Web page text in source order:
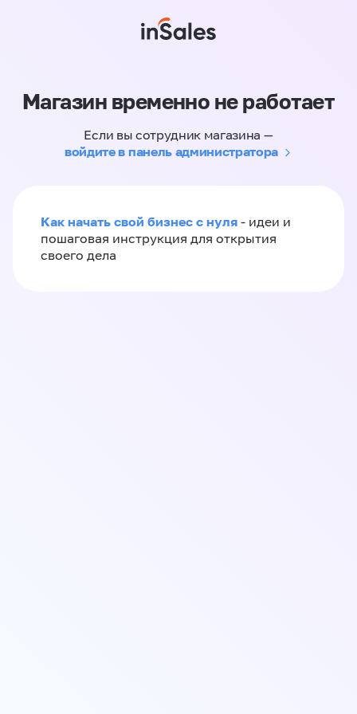
Магазин временно не работает
Если вы сотрудник магазина —
войдите в панель администратора
Как начать свой бизнес с нуля - идеи и
пошаговая инструкция для открытия
своего дела